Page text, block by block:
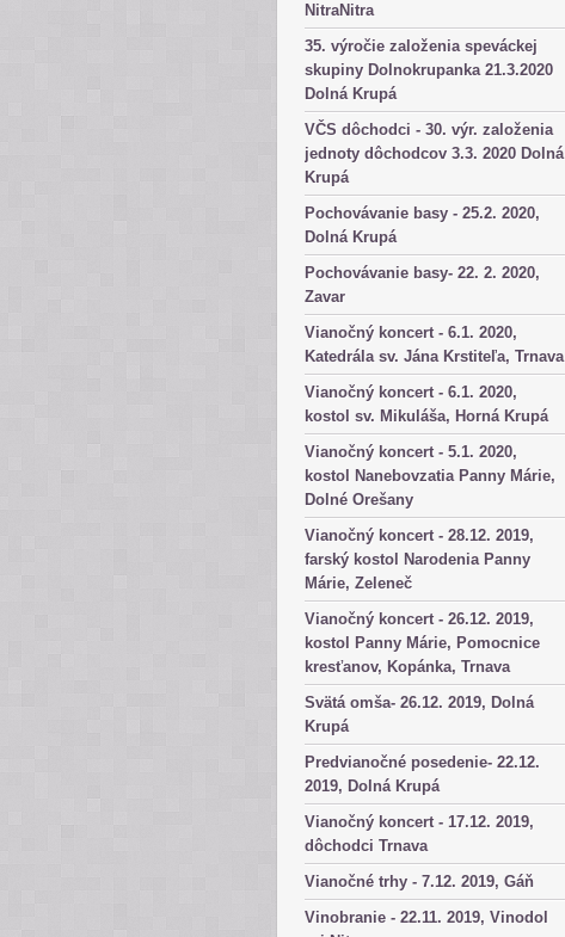
NitraNitra
35. výročie založenia speváckej
skupiny Dolnokrupanka 21.3.2020
Dolná Krupá
VČS dôchodci - 30. výr. založenia
jednoty dôchodcov 3.3. 2020 Dolná
Krupá
Pochovávanie basy - 25.2. 2020,
Dolná Krupá
Pochovávanie basy- 22. 2. 2020,
Zavar
Vianočný koncert - 6.1. 2020,
Katedrála sv. Jána Krstiteľa, Trnava
Vianočný koncert - 6.1. 2020,
kostol sv. Mikuláša, Horná Krupá
Vianočný koncert - 5.1. 2020,
kostol Nanebovzatia Panny Márie,
Dolné Orešany
Vianočný koncert - 28.12. 2019,
farský kostol Narodenia Panny
Márie, Zeleneč
Vianočný koncert - 26.12. 2019,
kostol Panny Márie, Pomocnice
kresťanov, Kopánka, Trnava
Svätá omša- 26.12. 2019, Dolná
Krupá
Predvianočné posedenie- 22.12.
2019, Dolná Krupá
Vianočný koncert - 17.12. 2019,
dôchodci Trnava
Vianočné trhy - 7.12. 2019, Gáň
Vinobranie - 22.11. 2019, Vinodol